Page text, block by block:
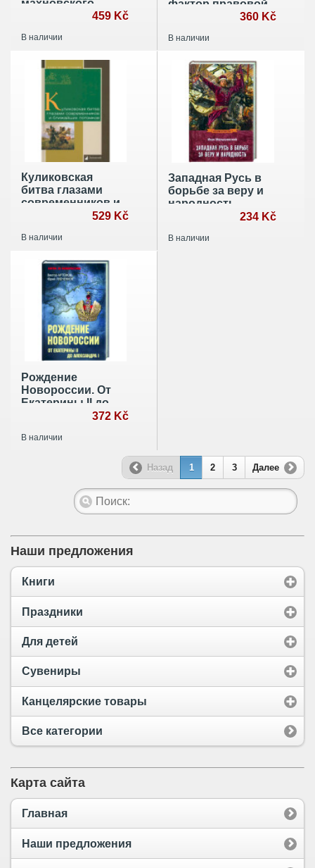
махновского
459 Kč
В наличии
фактор правовой
империи в
Азии. XVIII - начало
XX в.
360 Kč
В наличии
Куликовская
битва глазами
современников и
529 Kč
В наличии
Западная Русь в
борьбе за веру и
народность
234 Kč
В наличии
Рождение
Новороссии. От
Екатерины ll до
Александра l372 Kč
В наличии
Назад 1 2 3 Далее
Наши предложения
Книги
Праздники
Для детей
Сувениры
Канцелярские товары
Все категории
Карта сайта
Главная
Наши предложения